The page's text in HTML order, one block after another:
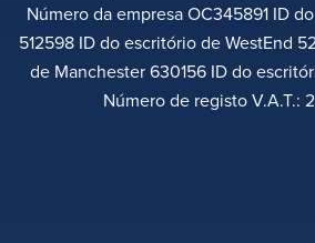
Número da empresa OC345891 ID
512598 ID do escritório de WestEnd
de Manchester 630156 ID do
Número de registo V.A.T.: